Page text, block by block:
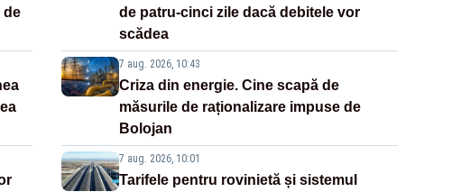
de
de patru-cinci zile dacă debitele vor
scădea
7 aug. 2026, 10:43
Criza din energie. Cine scapă de
măsurile de raționalizare impuse de
Bolojan
7 aug. 2026, 10:01
Tarifele pentru rovinietă și sistemul